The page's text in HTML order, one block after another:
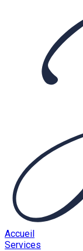
Accueil
Services